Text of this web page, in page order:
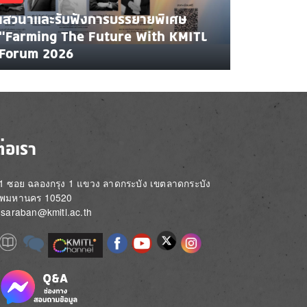
สวนาและรับฟังการบรรยายพิเศษ
The Future With KMITL
2026
เรา
ซอย ฉลองกรุง 1 แขวง ลาดกระบัง เขตลาดกระบัง
มหานคร 10520
Image Image ImageImageImageImage